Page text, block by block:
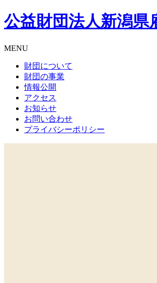
公益財団法人新潟県
MENU
財団について
財団の事業
情報公開
アクセス
お知らせ
お問い合わせ
プライバシーポリシー